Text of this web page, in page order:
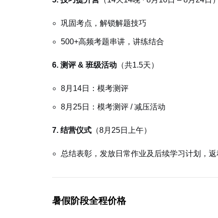
巩固考点，解锁解题技巧
500+高频考题串讲，讲练结合
6. 测评 & 班级活动 （共1.5天）
8月14日：模考测评
8月25日：模考测评 / 减压活动
7. 结营仪式 （8月25日上午）
总结表彰，发放日常作业及后续学习计划，
暑假阶段全程价格